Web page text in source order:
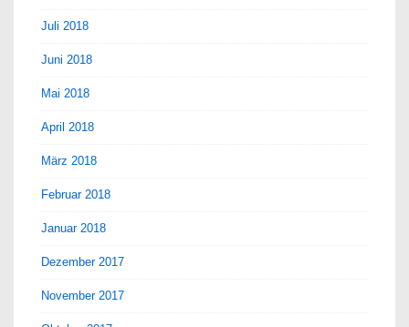
Juli 2018
Juni 2018
Mai 2018
April 2018
März 2018
Februar 2018
Januar 2018
Dezember 2017
November 2017